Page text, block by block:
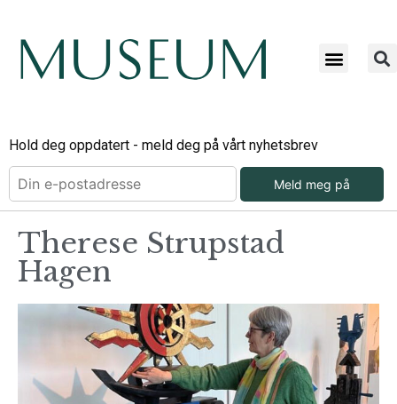
Hold deg oppdatert - meld deg på vårt nyhetsbrev
Meld meg på
Therese Strupstad
Hagen